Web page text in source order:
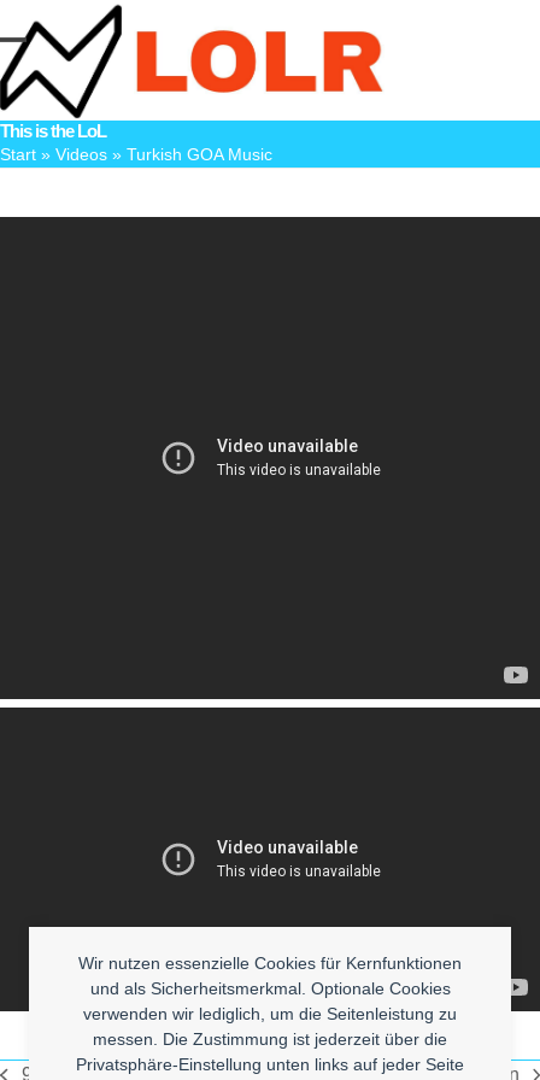
to
content
Wir nutzen essenzielle Cookies für Kernfunktionen
und als Sicherheitsmerkmal. Optionale Cookies
verwenden wir lediglich, um die Seitenleistung zu
messen. Die Zustimmung ist jederzeit über die
Privatsphäre-Einstellung unten links auf jeder Seite
Open
mobile
menu
Close
mobile
menu
This is the LoL
Start » Videos » Turkish GOA Music
90s LoFi HipHop Dumme Fragen